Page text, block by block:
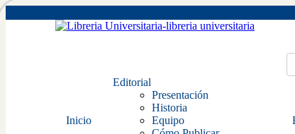
Inicio
Editorial
Presentación
Historia
Equipo